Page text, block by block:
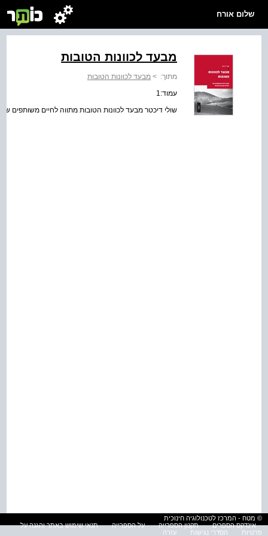
שלום אורח
מבעד לכוונות הטובות
מתוך: > מבעד לכוונות הטובות
עמוד:1
שולי דיכטר מבעד לכוונות הטובות מתווה לחיים משותפים
© מטח - המרכז לטכנולוגיה חינוכית
אינדקס הספרים
תקנון הספרייה על הספרייה
תנאי שימוש באתר והגנה על
פרטיות
הסדרי נגישות עזרה